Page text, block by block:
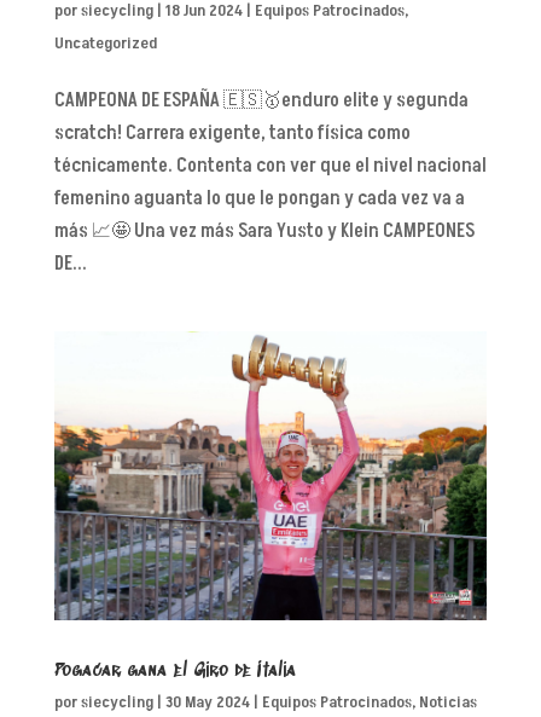
porsiecycling| 18 Jun 2024| Equipos Patrocinados,
Uncategorized
CAMPEONA DE ESPAÑA 🇪🇸🥇enduro elite y segunda
scratch! Carrera exigente, tanto física como
técnicamente. Contenta con ver que el nivel nacional
femenino aguanta lo que le pongan y cada vez va a
más 📈🤩 Una vez más Sara Yusto y Klein CAMPEONES
DE...
Pogacar gana el Giro de Italia
porsiecycling| 30 May 2024| Equipos Patrocinados, Noticias